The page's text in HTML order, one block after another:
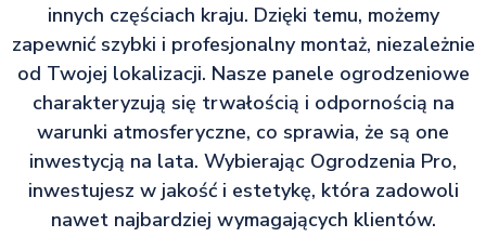
innych częściach kraju. Dzięki temu, możemy
zapewnić szybki i profesjonalny montaż, niezależnie
od Twojej lokalizacji. Nasze panele ogrodzeniowe
charakteryzują się trwałością i odpornością na
warunki atmosferyczne, co sprawia, że są one
inwestycją na lata. Wybierając Ogrodzenia Pro,
inwestujesz w jakość i estetykę, która zadowoli
nawet najbardziej wymagających klientów.